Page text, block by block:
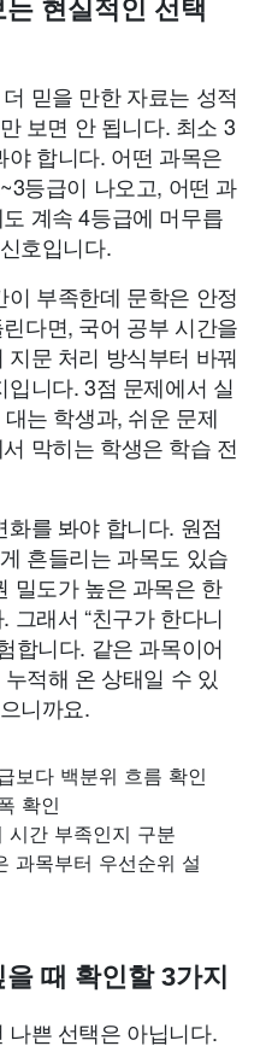
현실적인 선택
믿을 만한 자료는 성적
보면 안 됩니다. 최소 3
합니다. 어떤 과목은
등급이 나오고, 어떤 과
계속 4등급에 머무릅
호입니다.
부족한데 문학은 안정
다면, 국어 공부 시간을
문 처리 방식부터 바꿔
니다. 3점 문제에서 실
는 학생과, 쉬운 문제
막히는 학생은 학습 전
를 봐야 합니다. 원점
흔들리는 과목도 있습
밀도가 높은 과목은 한
그래서 “친구가 한다니
합니다. 같은 과목이어
적해 온 상태일 수 있
니까요.
보다 백분위 흐름 확인
확인
시간 부족인지 구분
과목부터 우선순위 설
때 확인할 3가지
쁜 선택은 아닙니다.